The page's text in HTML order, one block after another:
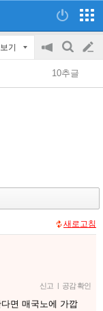
기
공
지
on/off
검
색
글
쓰
10추글
새로고침
신고 | 공감 확인
면 매국노에 가깝